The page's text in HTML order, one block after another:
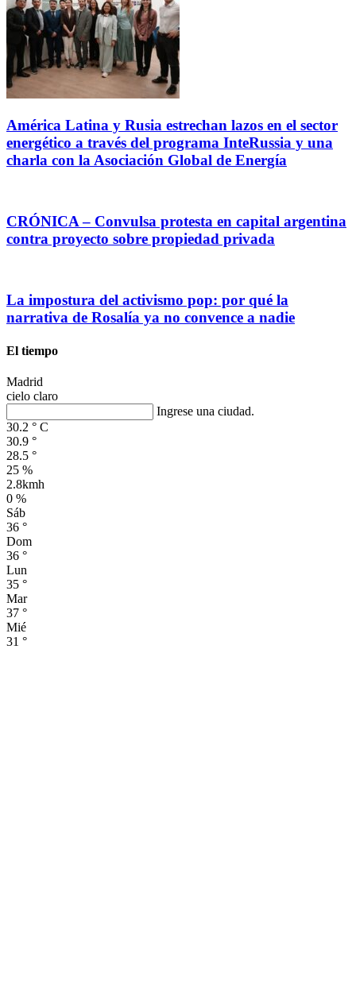
América Latina y Rusia estrechan lazos en el sector
energético a través del programa InteRussia y una
charla con la Asociación Global de Energía
CRÓNICA – Convulsa protesta en capital argentina
contra proyecto sobre propiedad privada
La impostura del activismo pop: por qué la
narrativa de Rosalía ya no convence a nadie
El tiempo
Madrid
cielo claro
Ingrese una ciudad.
30.2 ° C
30.9 °
28.5 °
25 %
2.8kmh
0 %
Sáb
36 °
Dom
36 °
Lun
35 °
Mar
37 °
Mié
31 °